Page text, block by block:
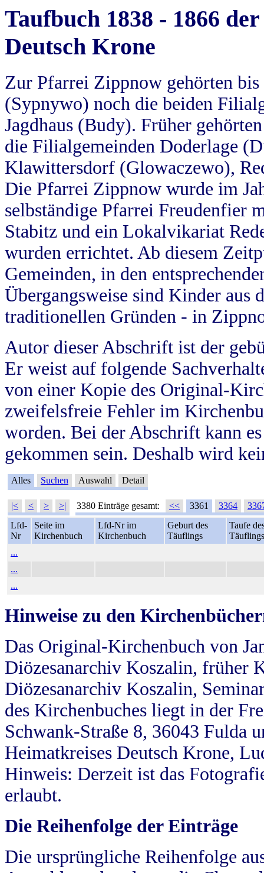
Taufbuch 1838 - 1866
Deutsch Krone
Zur Pfarrei Zippnow gehörten
(Sypnywo) noch die beiden
Jagdhaus (Budy). Früher
die Filialgemeinden Doderlage
Klawittersdorf (Glowaczewo),
Die Pfarrei Zippnow wurde im
selbständige Pfarrei Freudenfier
Stabitz und ein Lokalvikariat
wurden errichtet. Ab diesem
Gemeinden, in den
Übergangsweise sind Kinder aus
traditionellen Gründen - in
Autor dieser Abschrift ist der
Er weist auf folgende
von einer Kopie des Original-
zweifelsfreie Fehler im
worden. Bei der Abschrift kann
gekommen sein. Deshalb wird
Alles Suchen Auswahl Detail
|< < > >| 3380 Einträge gesamt: << 3361 3364
Lfd-
Nr
Seite im
Kirchenbuch
Lfd-Nr im
Kirchenbuch
Geburt des
Täuflings
Taufe
Täuflings
...
...
...
Hinweise zu den
Das Original-Kirchenbuch von
Diözesanarchiv Koszalin, früher
Diözesanarchiv Koszalin,
des Kirchenbuches liegt in der
Schwank-Straße 8, 36043 Fulda
Heimatkreises Deutsch Krone,
Hinweis: Derzeit ist das
erlaubt.
Die Reihenfolge der Einträge
Die ursprüngliche Reihenfolge